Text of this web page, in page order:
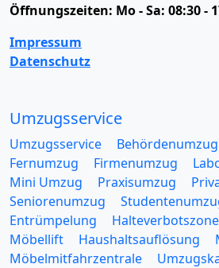
Öffnungszeiten: Mo - Sa: 08:30 -
Impressum
Datenschutz
Umzugsservice
Umzugsservice Behördenumzug
Fernumzug
Firmenumzug
Mini Umzug
Praxisumzug
Seniorenumzug
Entrümpelung
Halteverbotszone
Möbellift
Haushaltsauflösung
Möbelmitfahrzentrale